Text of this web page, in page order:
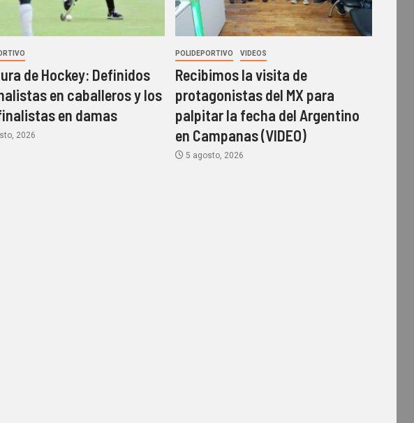
de Hockey: Definidos
en caballeros y los
en damas
2026
POLIDEPORTIVO VIDEOS
Recibimos la visita de
protagonistas del MX para
palpitar la fecha del Argentino
en Campanas (VIDEO)
5 agosto, 2026